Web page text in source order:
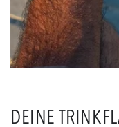
DEINE